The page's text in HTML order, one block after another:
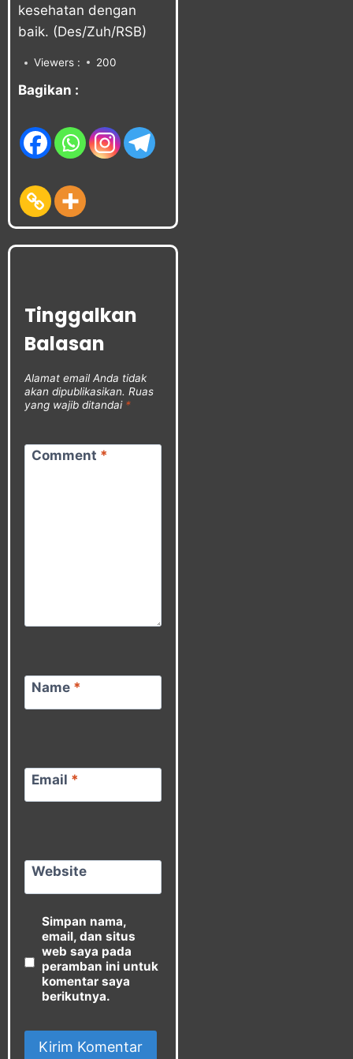
kesehatan dengan
baik. (Des/Zuh/RSB)
Viewers : 200
Bagikan :
Tinggalkan
Balasan
Alamat email Anda tidak
akan dipublikasikan. Ruas
yang wajib ditandai *
Comment *
Name *
Email *
Website
Simpan nama,
email, dan situs
web saya pada
peramban ini untuk
komentar saya
berikutnya.